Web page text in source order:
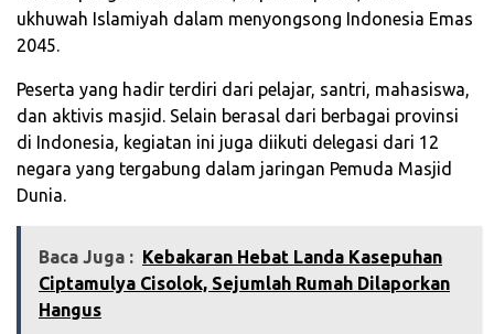
ukhuwah Islamiyah dalam menyongsong Indonesia Emas
2045.
Peserta yang hadir terdiri dari pelajar, santri, mahasiswa,
dan aktivis masjid. Selain berasal dari berbagai provinsi
di Indonesia, kegiatan ini juga diikuti delegasi dari 12
negara yang tergabung dalam jaringan Pemuda Masjid
Dunia.
Baca Juga :
‎Kebakaran Hebat Landa Kasepuhan
Ciptamulya Cisolok, Sejumlah Rumah Dilaporkan
Hangus‎